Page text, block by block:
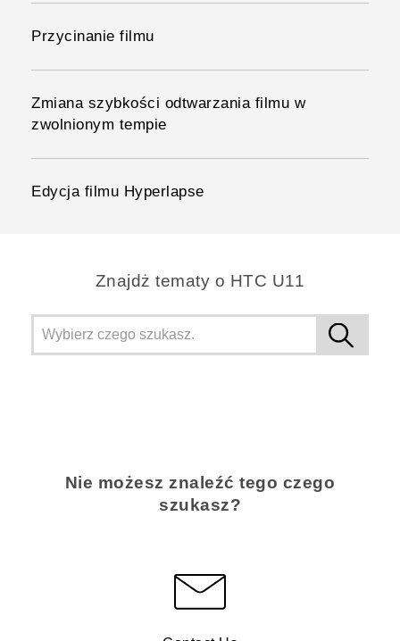
Przycinanie filmu
Zmiana szybkości odtwarzania filmu w
zwolnionym tempie
Edycja filmu Hyperlapse
Znajdż tematy o HTC U11
Nie możesz znaleźć tego czego
szukasz?